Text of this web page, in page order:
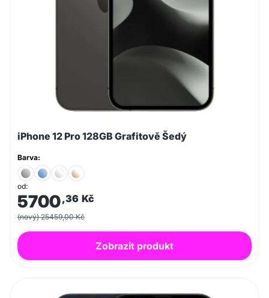
iPhone 12 Pro 128GB Grafitově Šedý
Barva:
od:
5700,36 Kč
(nový) 25459,00 Kč
Zobrazit produkt